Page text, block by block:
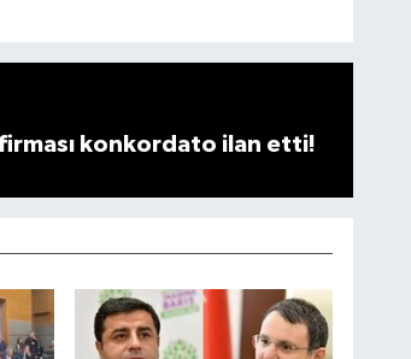
konkordato ilan etti!